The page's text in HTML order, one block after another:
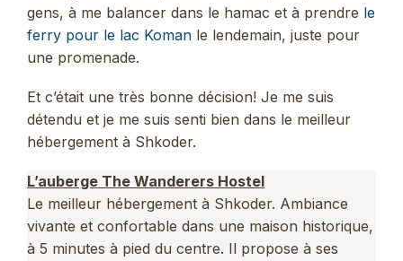
gens, à me balancer dans le hamac et à prendre le
ferry pour le lac Koman le lendemain, juste pour
une promenade.
Et c’était une très bonne décision! Je me suis
détendu et je me suis senti bien dans le meilleur
hébergement à Shkoder.
L’auberge The Wanderers Hostel
Le meilleur hébergement à Shkoder. Ambiance
vivante et confortable dans une maison historique,
à 5 minutes à pied du centre. Il propose à ses